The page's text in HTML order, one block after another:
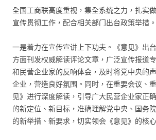
全国工商联高度重视，集全系统之力，扎实
宣传贯彻工作，配合相关部门出台政策举措。
一是着力在宣传宣讲上下功夫。《意见》出
方面刊发权威解读评论文章，广泛宣传报道
和民营企业家的反响体会，及时将党中央的
企业，营造良好氛围。同时，在重要会议、
见》进行深度解读，引导广大民营企业家正
的新定位、新目标，准确理解党中央、国务
的新举措、新要求，切实领会《意见》的核